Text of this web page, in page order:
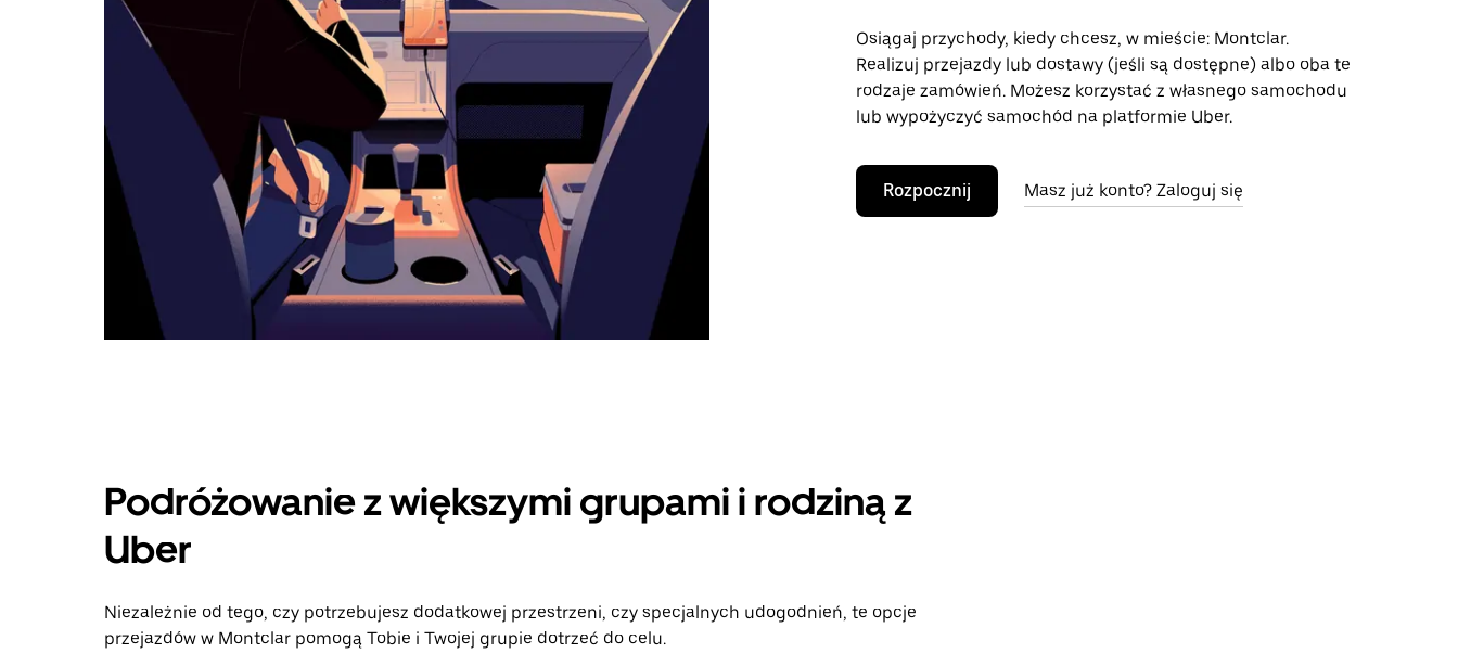
Osiągaj przychody, kiedy chcesz, w mieście: Montclar.
Realizuj przejazdy lub dostawy (jeśli są dostępne) albo oba te
rodzaje zamówień. Możesz korzystać z własnego samochodu
lub wypożyczyć samochód na platformie Uber.
Rozpocznij Masz już konto? Zaloguj się
Podróżowanie z większymi grupami i rodziną z
Uber
Niezależnie od tego, czy potrzebujesz dodatkowej przestrzeni, czy specjalnych udogodnień, te opcje
przejazdów w Montclar pomogą Tobie i Twojej grupie dotrzeć do celu.